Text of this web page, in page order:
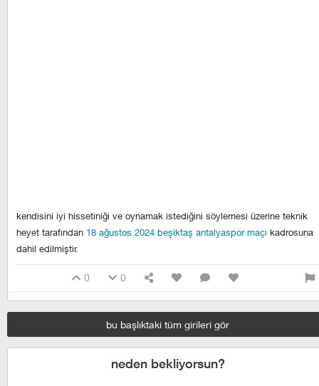
kendisini iyi hissetiniği ve oynamak istediğini söylemesi üzerine teknik
heyet tarafından 18 ağustos 2024 beşiktaş antalyaspor maçı kadrosuna
dahil edilmiştir.
0 0
bu başlıktaki tüm girileri gör
neden bekliyorsun?